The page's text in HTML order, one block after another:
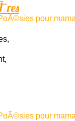
pour
pour